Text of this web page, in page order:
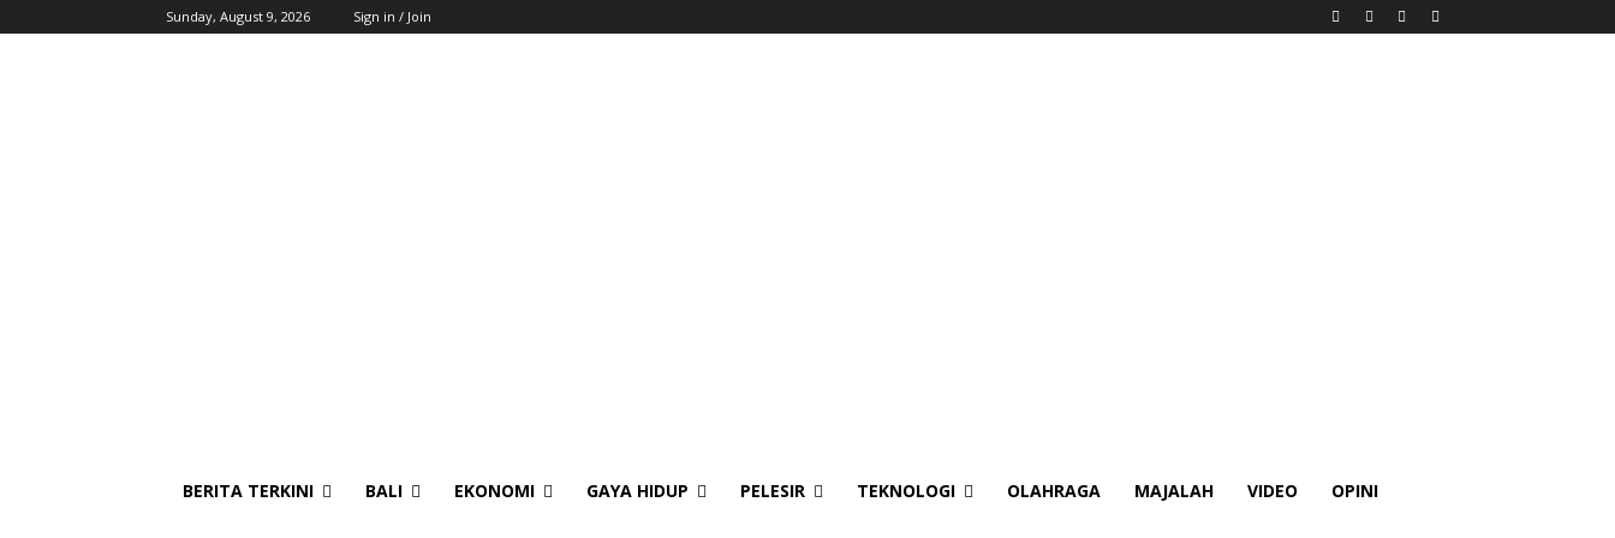
Sunday, August 9, 2026 Sign in / Join
BERITA TERKINI BALI EKONOMI GAYA HIDUP PELESIR TEKNOLOGI OLAHRAGA MAJALAH VIDEO OPINI